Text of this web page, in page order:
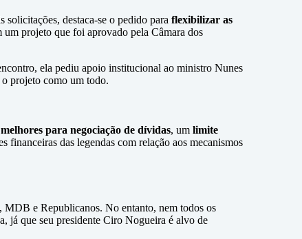
destaca-se o pedido para flexibilizar as
projeto que foi aprovado pela Câmara dos
ela pediu apoio institucional ao ministro Nunes
o projeto como um todo.
para negociação de dívidas, um limite
financeiras das legendas com relação aos mecanismos
MDB e Republicanos. No entanto, nem todos os
já que seu presidente Ciro Nogueira é alvo de